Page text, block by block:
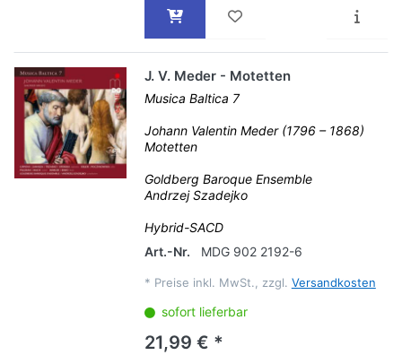
J. V. Meder - Motetten
Musica Baltica 7
Johann Valentin Meder (1796 – 1868)
Motetten
Goldberg Baroque Ensemble
Andrzej Szadejko
Hybrid-SACD
Art.-Nr.
MDG 902 2192-6
* Preise inkl. MwSt., zzgl. Versandkosten
sofort lieferbar
21,99 € *